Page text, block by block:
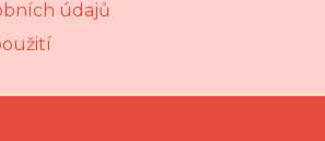
údajů